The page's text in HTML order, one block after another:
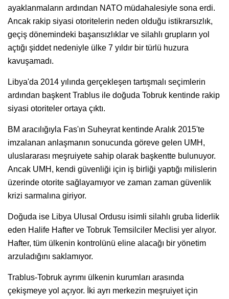
ayaklanmaların ardından NATO müdahalesiyle sona erdi.
Ancak rakip siyasi otoritelerin neden olduğu istikrarsızlık,
geçiş dönemindeki başarısızlıklar ve silahlı grupların yol
açtığı şiddet nedeniyle ülke 7 yıldır bir türlü huzura
kavuşamadı.
Libya'da 2014 yılında gerçekleşen tartışmalı seçimlerin
ardından başkent Trablus ile doğuda Tobruk kentinde rakip
siyasi otoriteler ortaya çıktı.
BM aracılığıyla Fas'ın Suheyrat kentinde Aralık 2015'te
imzalanan anlaşmanın sonucunda göreve gelen UMH,
uluslararası meşruiyete sahip olarak başkentte bulunuyor.
Ancak UMH, kendi güvenliği için iş birliği yaptığı milislerin
üzerinde otorite sağlayamıyor ve zaman zaman güvenlik
krizi sarmalına giriyor.
Doğuda ise Libya Ulusal Ordusu isimli silahlı gruba liderlik
eden Halife Hafter ve Tobruk Temsilciler Meclisi yer alıyor.
Hafter, tüm ülkenin kontrolünü eline alacağı bir yönetim
arzuladığını saklamıyor.
Trablus-Tobruk ayrımı ülkenin kurumları arasında
çekişmeye yol açıyor. İki ayrı merkezin meşruiyet için